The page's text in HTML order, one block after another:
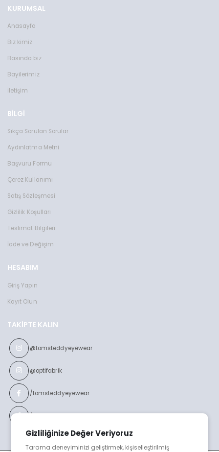
Gizliliğinize Değer Veriyoruz
Tarama deneyiminizi geliştirmek, kişiselleştirilmiş
KURUMSAL
Anasayfa
Biz kimiz
Basında biz
Bayilerimiz
İletişim
BİLGİ
Sıkça Sorulan Sorular
Aydınlatma Metni
Başvuru Formu
Çerez Kullanımı
Satış Sözleşmesi
Gizlilik Koşulları
Teslimat Bilgileri
İade ve Değişim
HESABIM
Giriş Yapın
Kayıt Olun
TAKIPTE KALIN
@tomsteddyeyewear
@optifabrik
/tomsteddyeyewear
/optifabrikeyewear